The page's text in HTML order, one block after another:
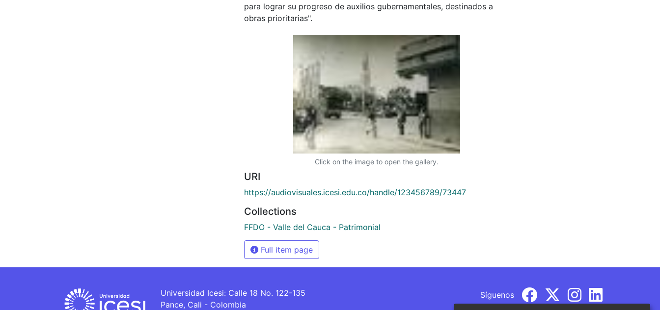
para lograr su progreso de auxilios gubernamentales, destinados a
obras prioritarias".
Click on the image to open the gallery.
URI
https://audiovisuales.icesi.edu.co/handle/123456789/73447
Collections
FFDO - Valle del Cauca - Patrimonial
Full item page
Universidad Icesi: Calle 18 No. 122-135
Pance, Cali - Colombia
Síguenos